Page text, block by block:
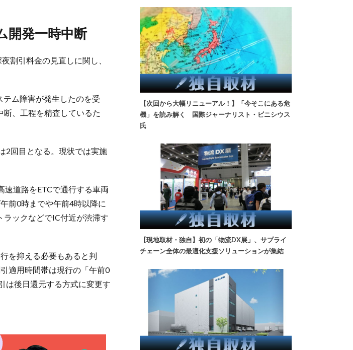
開発一時中断
割引料金の見直しに関し、
ム障害が発生したのを受
、工程を精査しているた
2回目となる。現状では実施
道路をETCで通行する車両
前0時までや午前4時以降に
ックなどでIC付近が渋滞す
を抑える必要もあると判
適用時間帯は現行の「午前0
は後日還元する方式に変更す
【次回から大幅リニューアル！】「今そこにある危
機」を読み解く 国際ジャーナリスト・ビニシウス
氏
【現地取材・独自】初の「物流DX展」、サプライ
チェーン全体の最適化支援ソリューションが集結